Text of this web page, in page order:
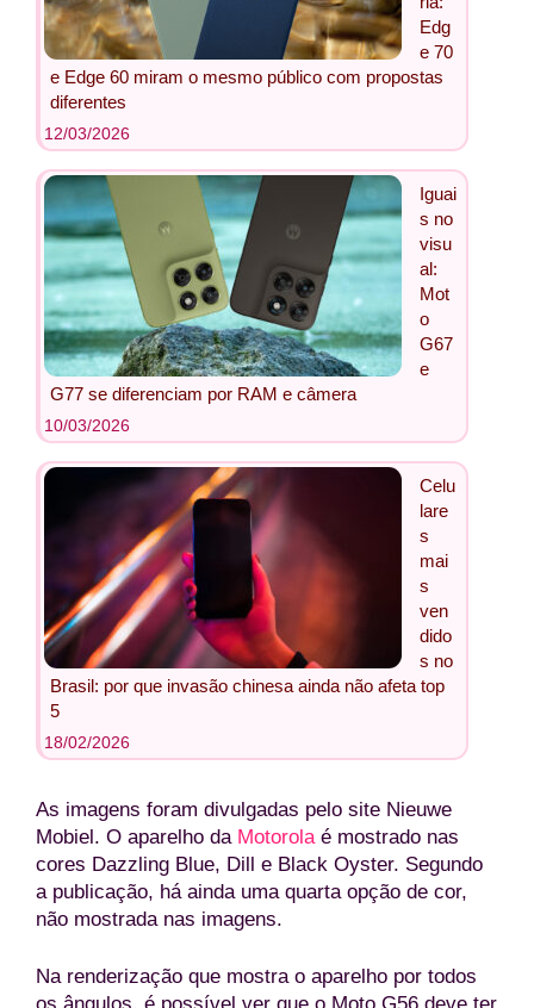
Edg
e 70
e Edge 60 miram o mesmo público com propostas
diferentes
12/03/2026
Iguai
s no
visu
al:
Mot
o
G67
e
G77 se diferenciam por RAM e câmera
10/03/2026
Celu
lare
s
mai
s
ven
dido
s no
Brasil: por que invasão chinesa ainda não afeta top
5
18/02/2026
As imagens foram divulgadas pelo site Nieuwe
Mobiel. O aparelho da Motorola é mostrado nas
cores Dazzling Blue, Dill e Black Oyster. Segundo
a publicação, há ainda uma quarta opção de cor,
não mostrada nas imagens.
Na renderização que mostra o aparelho por todos